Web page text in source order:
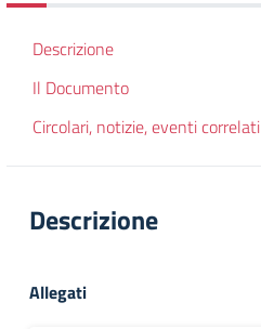
Descrizione
Il Documento
Circolari, notizie, eventi correlati
Descrizione
Allegati